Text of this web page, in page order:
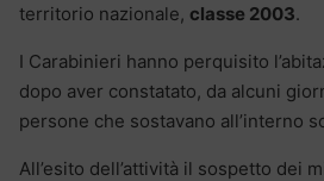
territorio nazionale, classe 2003.
I Carabinieri hanno perquisito
dopo aver constatato, da alcuni
persone che sostavano all’interno
All’esito dell’attività il sospetto dei